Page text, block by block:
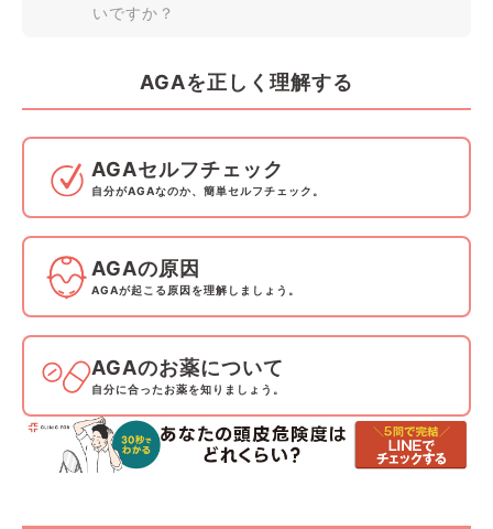
いですか？
AGAを正しく理解する
AGAセルフチェック
自分がAGAなのか、簡単セルフチェック。
AGAの原因
AGAが起こる原因を理解しましょう。
AGAのお薬について
自分に合ったお薬を知りましょう。